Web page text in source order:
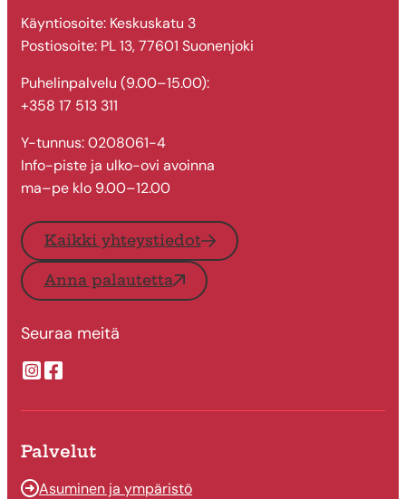
Käyntiosoite: Keskuskatu 3
Postiosoite: PL 13, 77601 Suonenjoki
Puhelinpalvelu (9.00–15.00):
+358 17 513 311
Y-tunnus: 0208061-4
Info-piste ja ulko-ovi avoinna
ma–pe klo 9.00–12.00
Kaikki yhteystiedot
Anna palautetta
Seuraa meitä
Suonenjoen kaupungin Instragram
Suonenjoen kaupungin Facebook
Palvelut
Asuminen ja ympäristö